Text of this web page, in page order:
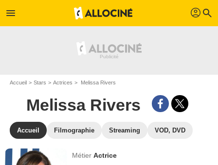
menu profil search
Accueil Stars Actrices Melissa Rivers
Melissa Rivers
Accueil Filmographie Streaming VOD, DVD
MétierActrice